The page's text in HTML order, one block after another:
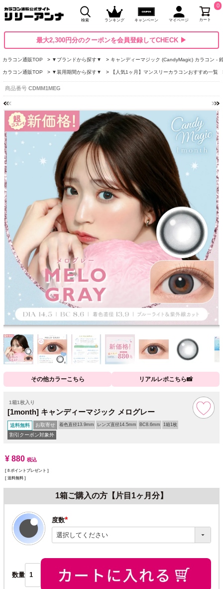
検索 ランキング キャンペーン マイページ カート
0
最大2,300円分のクーポンを会員登録してCHECK ▶
カラコン通販TOP ▼ブランドから探す▼ キャンディーマジック (CandyMagic) カラコン -
カラコン通販TOP ▼装用期間から探す▼ 【人気1ヶ月】マンスリーカラコンおすすめ一覧
商品番号 CDMM1MEG
その他カラーこちら リアルレポこちら📸
1箱1枚入り
[1month] キャンディーマジック メログレー
送料無料 お取寄せ 着色直径13.9mm レンズ直径14.5mm BC8.6mm 1箱1枚
割引クーポン対象外
¥ 880 税込
[ 8 ポイントプレゼント ]
送料無料
1箱ご購入の方【片目1ヶ月分】
度数
(必
須)
数量